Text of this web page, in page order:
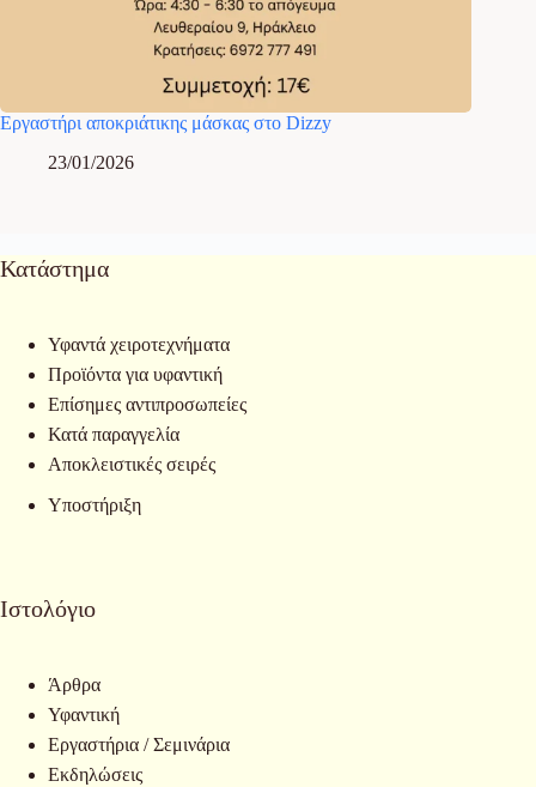
Εργαστήρι αποκριάτικης μάσκας στο Dizzy
23/01/2026
Κατάστημα
Υφαντά χειροτεχνήματα
Προϊόντα για υφαντική
Επίσημες αντιπροσωπείες
Κατά παραγγελία
Αποκλειστικές σειρές
Υποστήριξη
Ιστολόγιο
Άρθρα
Υφαντική
Εργαστήρια / Σεμινάρια
Εκδηλώσεις